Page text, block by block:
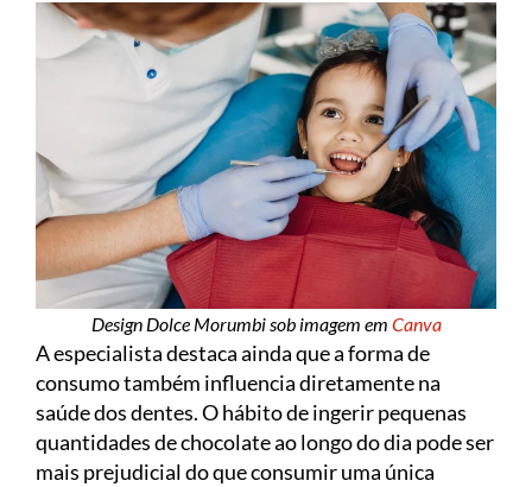
Design Dolce Morumbi sob imagem em Canva
A especialista destaca ainda que a forma de
consumo também influencia diretamente na
saúde dos dentes. O hábito de ingerir pequenas
quantidades de chocolate ao longo do dia pode ser
mais prejudicial do que consumir uma única